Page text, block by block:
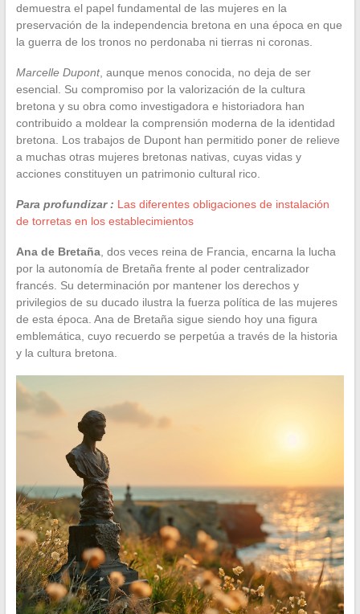
demuestra el papel fundamental de las mujeres en la
preservación de la independencia bretona en una época en que
la guerra de los tronos no perdonaba ni tierras ni coronas.
Marcelle Dupont, aunque menos conocida, no deja de ser
esencial. Su compromiso por la valorización de la cultura
bretona y su obra como investigadora e historiadora han
contribuido a moldear la comprensión moderna de la identidad
bretona. Los trabajos de Dupont han permitido poner de relieve
a muchas otras mujeres bretonas nativas, cuyas vidas y
acciones constituyen un patrimonio cultural rico.
Para profundizar : Las diferentes obligaciones de instalación
de torretas en los establecimientos
Ana de Bretaña, dos veces reina de Francia, encarna la lucha
por la autonomía de Bretaña frente al poder centralizador
francés. Su determinación por mantener los derechos y
privilegios de su ducado ilustra la fuerza política de las mujeres
de esta época. Ana de Bretaña sigue siendo hoy una figura
emblemática, cuyo recuerdo se perpetúa a través de la historia
y la cultura bretona.